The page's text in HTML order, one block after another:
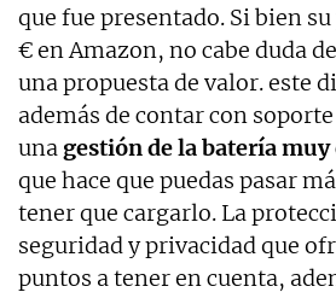
que fue presentado. Si bien
€ en Amazon, no cabe duda
una propuesta de valor. este
además de contar con
una gestión de la batería
que hace que puedas pasar
tener que cargarlo. La
seguridad y privacidad que
puntos a tener en cuenta,